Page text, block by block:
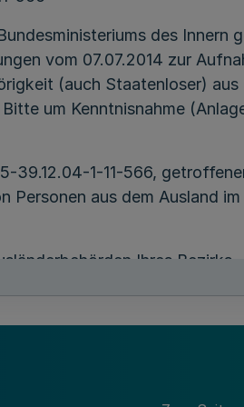
des Innern
vom 07.07.2014 zur
(auch Staatenloser) aus
um Kenntnisnahme
39.12.04-1-11-566,
Personen aus dem Ausland im
Ihres Bezirks.